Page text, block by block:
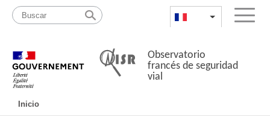
Pasar
contenido
Mapa
web
List additional
Menu
Observatorio
francés de seguridad
vial
principale
Inicio